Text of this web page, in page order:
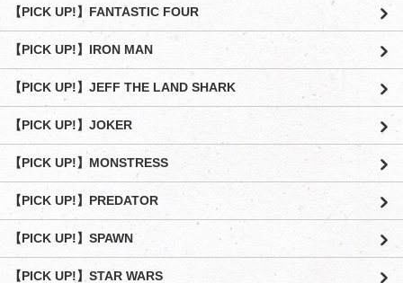
【PICK UP!】FANTASTIC FOUR
【PICK UP!】IRON MAN
【PICK UP!】JEFF THE LAND SHARK
【PICK UP!】JOKER
【PICK UP!】MONSTRESS
【PICK UP!】PREDATOR
【PICK UP!】SPAWN
【PICK UP!】STAR WARS